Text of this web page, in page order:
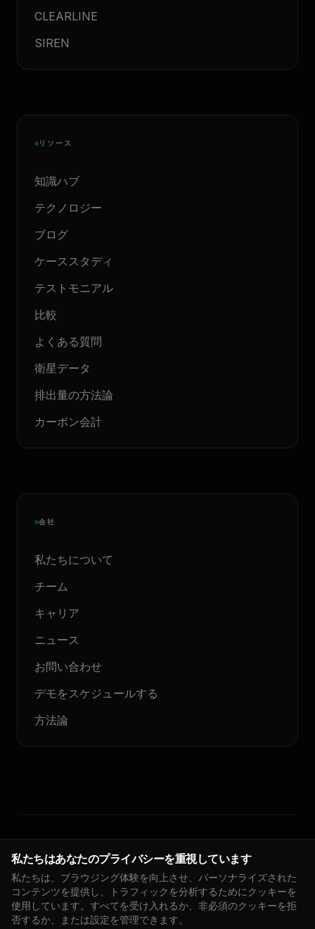
CLEARLINE
SIREN
リソース
知識ハブ
テクノロジー
ブログ
ケーススタディ
テストモニアル
比較
よくある質問
衛星データ
排出量の方法論
カーボン会計
会社
私たちについて
チーム
キャリア
ニュース
お問い合わせ
デモをスケジュールする
方法論
© 2026 Floodlight. 無断転載を禁じます。
プライバシーポリシーサービス利用規約クッキーポリシーDPA
インプレッサム
クッキー設定 🇬🇧EN
私たちはあなたのプライバシーを重視しています
私たちは、ブラウジング体験を向上させ、パーソナライズされた
コンテンツを提供し、トラフィックを分析するためにクッキーを
使用しています。すべてを受け入れるか、非必須のクッキーを拒
否するか、または設定を管理できます。